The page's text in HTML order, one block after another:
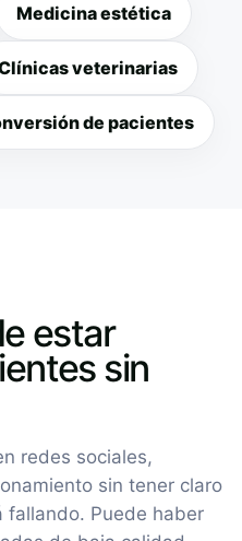
Medicina estética
veterinarias
de pacientes
estar
sin
redes sociales,
sin tener claro
fallando. Puede haber